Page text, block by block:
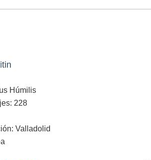
Húmilis
228
Valladolid